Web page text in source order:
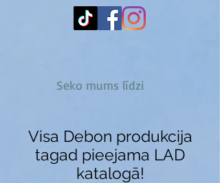
Seko mums līdzi
Visa Debon produkcija
tagad pieejama LAD
katalogā!